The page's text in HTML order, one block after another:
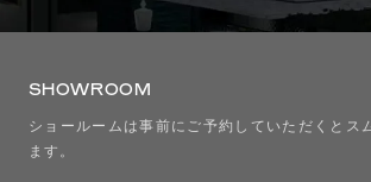
SHOWROOM
ショールームは事前にご予約していただくとス
ます。